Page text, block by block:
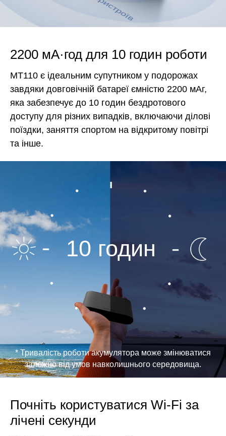
2200 мА·год для 10 годин роботи
MT110 є ідеальним супутником у подорожах
завдяки довговічній батареї ємністю 2200 мАг,
яка забезпечує до 10 годин бездротового
доступу для різних випадків, включаючи ділові
поїздки, заняття спортом на відкритому повітрі
та інше.
10 годин
*Тривалість роботи акумулятора може змінюватися
залежно від умов навколишнього середовища.
Почніть користуватися Wi-Fi за
лічені секунди